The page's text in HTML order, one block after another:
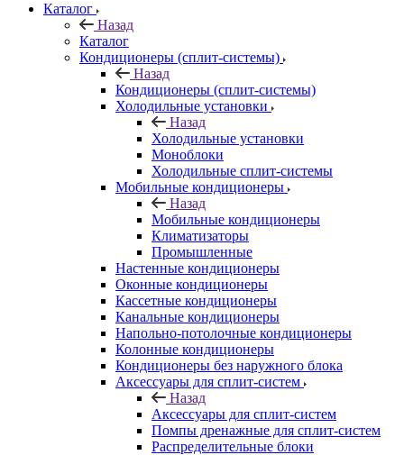
Каталог
Назад
Каталог
Кондиционеры (сплит-системы)
Назад
Кондиционеры (сплит-системы)
Холодильные установки
Назад
Холодильные установки
Моноблоки
Холодильные сплит-системы
Мобильные кондиционеры
Назад
Мобильные кондиционеры
Климатизаторы
Промышленные
Настенные кондиционеры
Оконные кондиционеры
Кассетные кондиционеры
Канальные кондиционеры
Напольно-потолочные кондиционеры
Колонные кондиционеры
Кондиционеры без наружного блока
Аксессуары для сплит-систем
Назад
Аксессуары для сплит-систем
Помпы дренажные для сплит-систем
Распределительные блоки